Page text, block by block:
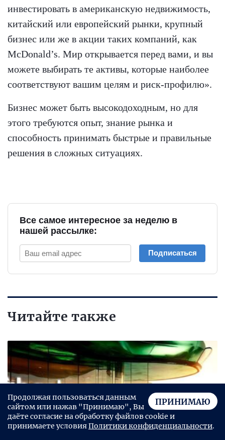
инвестировать в американскую недвижимость,
китайский или европейский рынки, крупный
бизнес или же в акции таких компаний, как
McDonald’s. Мир открывается перед вами, и вы
можете выбирать те активы, которые наиболее
соответствуют вашим целям и риск-профилю».
Бизнес может быть высокодоходным, но для
этого требуются опыт, знание рынка и
способность принимать быстрые и правильные
решения в сложных ситуациях.
Все самое интересное за неделю в
нашей рассылке:
Подписаться
Читайте также
ПРИНИМАЮ
Продолжая пользоваться данным
сайтом или нажав "Принимаю", Вы
даёте согласие на обработку файлов cookie и
принимаете условияПолитики конфиденциальности.